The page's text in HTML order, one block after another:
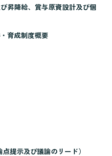
昇降給、賞与原資設計及び個
育成制度概要
提示及び議論のリード）